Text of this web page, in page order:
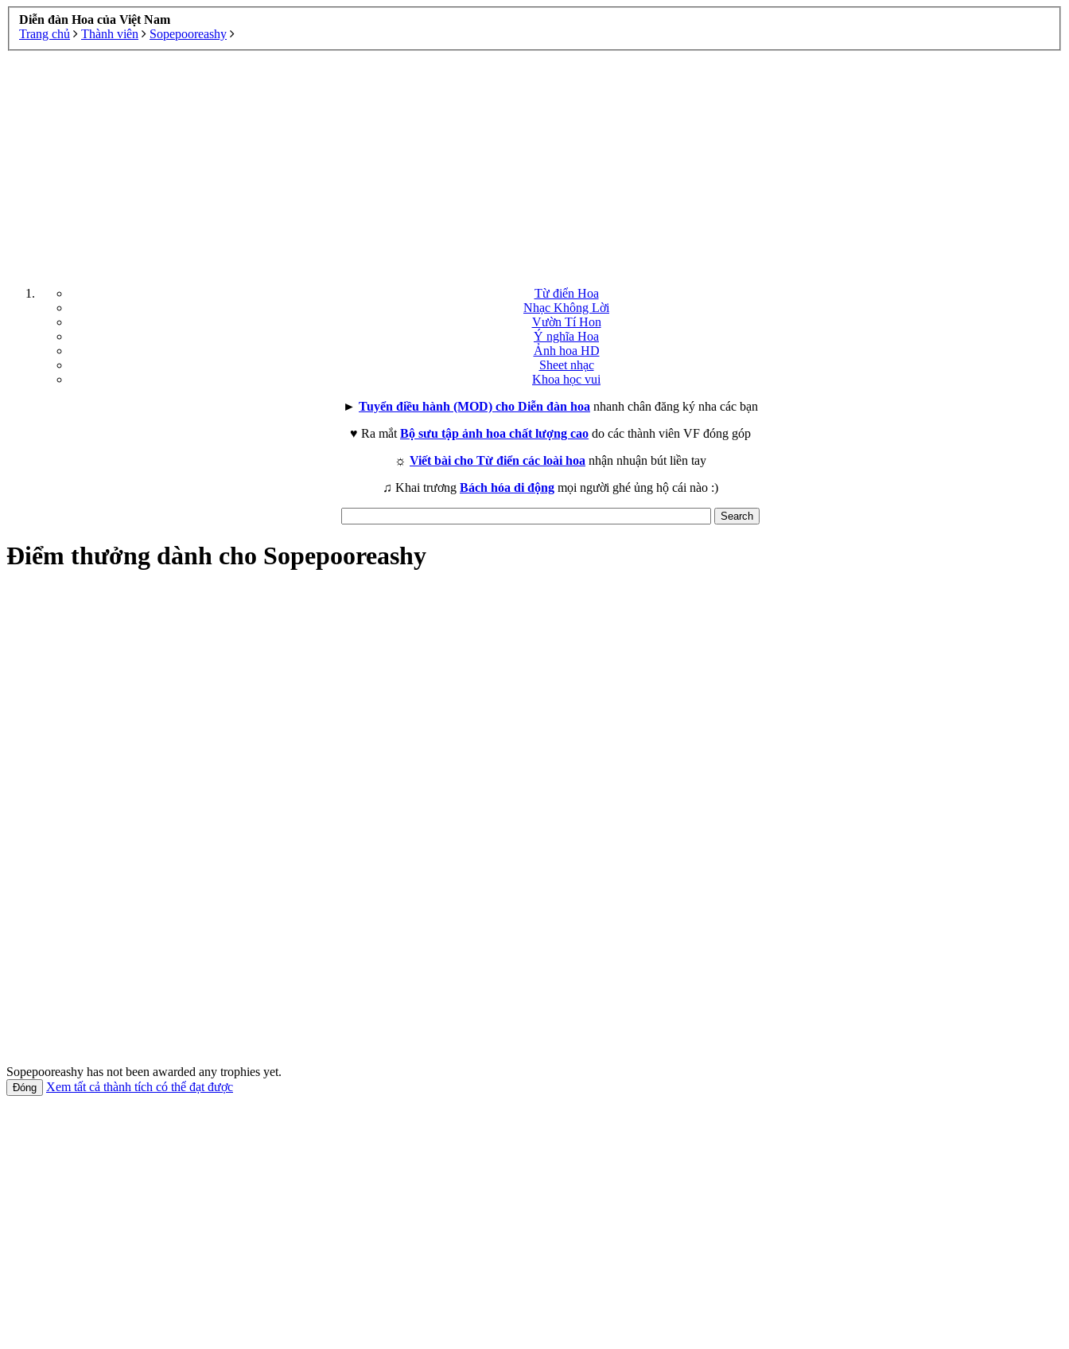
Diễn đàn Hoa của Việt Nam
Trang chủ
Thành viên Sopepooreashy
Từ điển Hoa
Nhạc Không Lời
Vườn Tí Hon
Ý nghĩa Hoa
Ảnh hoa HD
Sheet nhạc
Khoa học vui
► Tuyển điều hành (MOD) cho Diễn đàn hoa nhanh chân đăng ký nha các bạn
♥ Ra mắt Bộ sưu tập ảnh hoa chất lượng cao do các thành viên VF đóng góp
☼ Viết bài cho Từ điển các loài hoa nhận nhuận bút liền tay
♫ Khai trương Bách hóa di động mọi người ghé ủng hộ cái nào :)
Điểm thưởng dành cho Sopepooreashy
Sopepooreashy has not been awarded any trophies yet.
Xem tất cả thành tích có thể đạt được